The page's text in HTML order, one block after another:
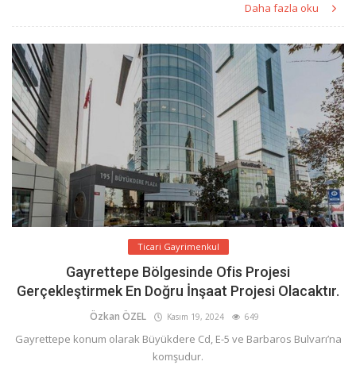
Daha fazla oku
Ticari Gayrimenkul
Gayrettepe Bölgesinde Ofis Projesi
Gerçekleştirmek En Doğru İnşaat Projesi Olacaktır.
Özkan ÖZEL Kasım 19, 2024 649
Gayrettepe konum olarak Büyükdere Cd, E-5 ve Barbaros Bulvarı’na
komşudur.